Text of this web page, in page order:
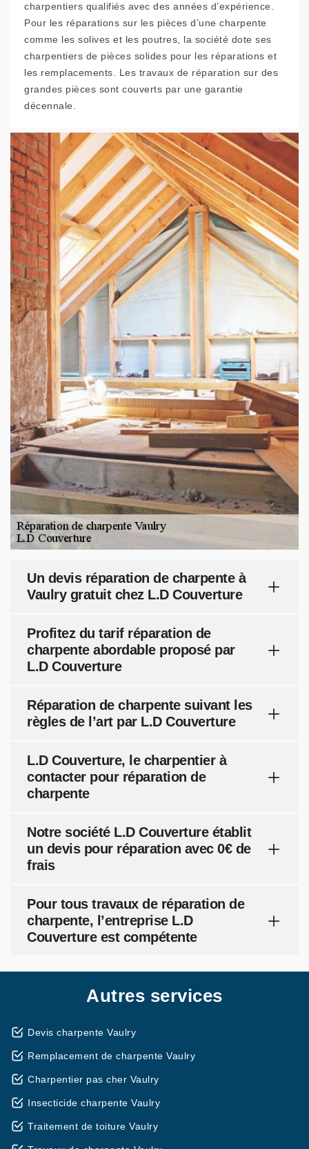
charpentiers qualifiés avec des années d’expérience.
Pour les réparations sur les pièces d’une charpente
comme les solives et les poutres, la société dote ses
charpentiers de pièces solides pour les réparations et
les remplacements. Les travaux de réparation sur des
grandes pièces sont couverts par une garantie
décennale.
Un devis réparation de charpente à
Vaulry gratuit chez L.D Couverture
Profitez du tarif réparation de
charpente abordable proposé par
L.D Couverture
Réparation de charpente suivant les
règles de l’art par L.D Couverture
L.D Couverture, le charpentier à
contacter pour réparation de
charpente
Notre société L.D Couverture établit
un devis pour réparation avec 0€ de
frais
Pour tous travaux de réparation de
charpente, l’entreprise L.D
Couverture est compétente
Autres services
Devis charpente Vaulry
Remplacement de charpente Vaulry
Charpentier pas cher Vaulry
Insecticide charpente Vaulry
Traitement de toiture Vaulry